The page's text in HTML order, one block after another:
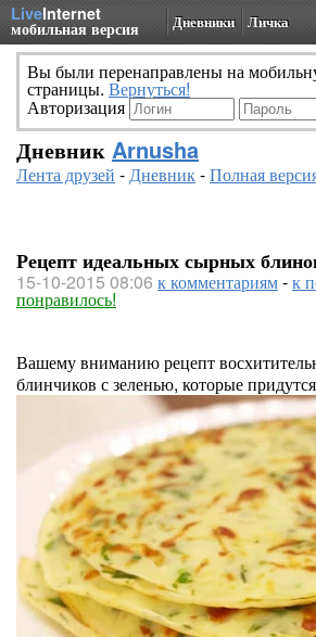
LiveInternet
мобильная версия Дневники Личка
Вы были перенаправлены на
страницы. Вернуться!
Авторизация
Дневник Arnusha
Лента друзей -Дневник-Полная
Рецепт идеальных сырных
15-10-2015 08:06 к комментариям-к
понравилось!
Вашему вниманию рецепт
блинчиков с зеленью, которые